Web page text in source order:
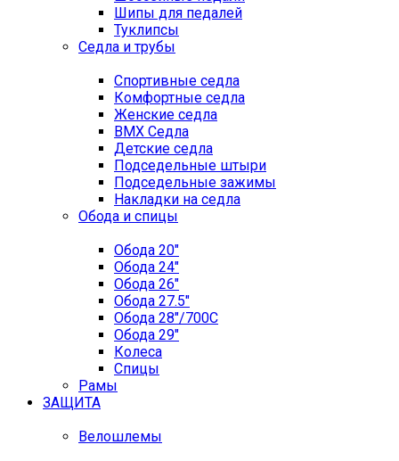
Шипы для педалей
Туклипсы
Седла и трубы
Спортивные седла
Комфортные седла
Женские седла
BMX Седла
Детские седла
Подседельные штыри
Подседельные зажимы
Накладки на седла
Обода и спицы
Обода 20"
Обода 24"
Обода 26"
Обода 27.5"
Обода 28"/700C
Обода 29"
Колеса
Спицы
Рамы
ЗАЩИТА
Велошлемы